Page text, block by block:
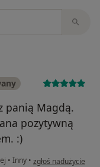
panią Magdą.
pozytywną
:)
• Inny • w opinii
zgłoś nadużycie